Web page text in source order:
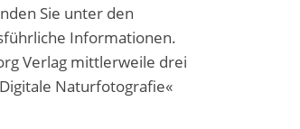
Sie unter den
Informationen.
Verlag mittlerweile drei
Naturfotografie«